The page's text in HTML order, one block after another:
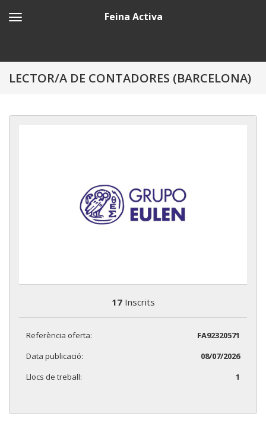
Feina Activa
LECTOR/A DE CONTADORES (BARCELONA)
17Inscrits
Referència oferta:
FA92320571
Data publicació:
08/07/2026
Llocs de treball:
1